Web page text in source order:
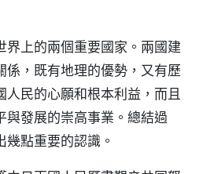
界上的兩個重要國家。兩國建
係，既有地理的優勢，又有歷
人民的心願和根本利益，而且
與發展的崇高事業。總結過
點重要的認識。